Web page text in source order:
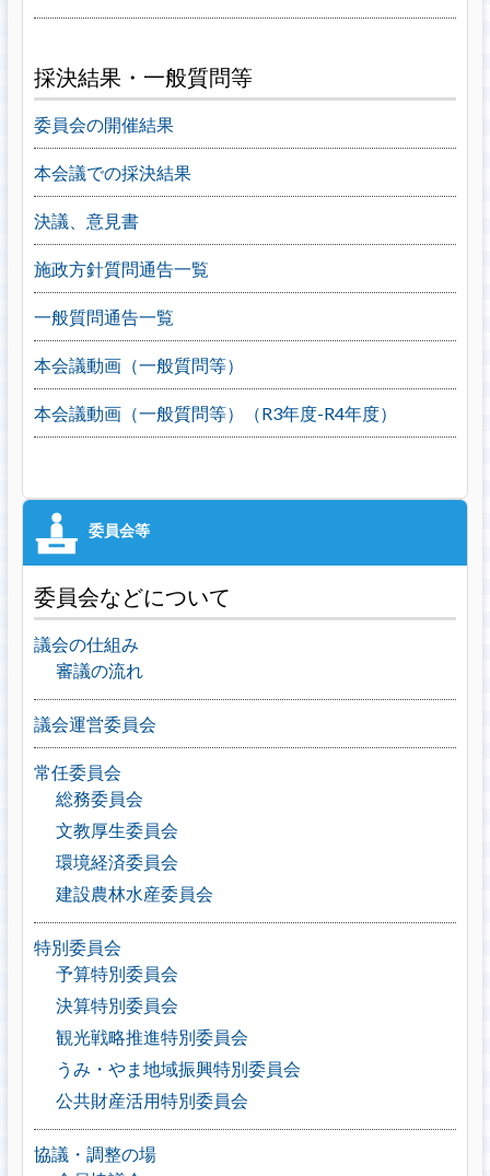
採決結果・一般質問等
委員会の開催結果
本会議での採決結果
決議、意見書
施政方針質問通告一覧
一般質問通告一覧
本会議動画（一般質問等）
本会議動画（一般質問等）（R3年度-R4年度）
委員会などについて
議会の仕組み
審議の流れ
議会運営委員会
常任委員会
総務委員会
文教厚生委員会
環境経済委員会
建設農林水産委員会
特別委員会
予算特別委員会
決算特別委員会
観光戦略推進特別委員会
うみ・やま地域振興特別委員会
公共財産活用特別委員会
協議・調整の場